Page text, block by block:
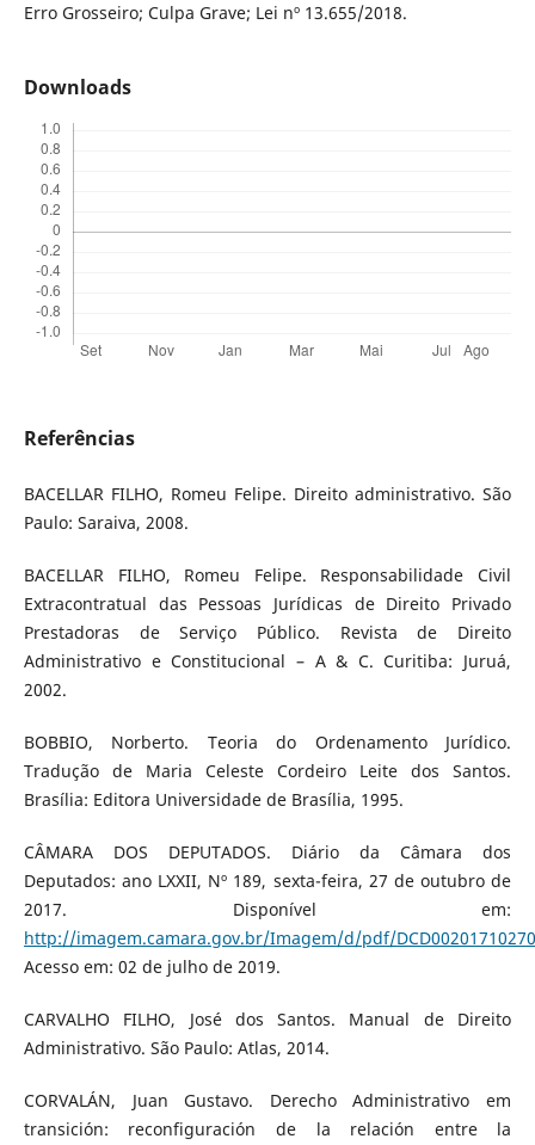
Erro Grosseiro; Culpa Grave; Lei nº 13.655/2018.
Downloads
Referências
BACELLAR FILHO, Romeu Felipe. Direito administrativo. São
Paulo: Saraiva, 2008.
BACELLAR FILHO, Romeu Felipe. Responsabilidade Civil
Extracontratual das Pessoas Jurídicas de Direito Privado
Prestadoras de Serviço Público. Revista de Direito
Administrativo e Constitucional – A & C. Curitiba: Juruá,
2002.
BOBBIO, Norberto. Teoria do Ordenamento Jurídico.
Tradução de Maria Celeste Cordeiro Leite dos Santos.
Brasília: Editora Universidade de Brasília, 1995.
CÂMARA DOS DEPUTADOS. Diário da Câmara dos
Deputados: ano LXXII, Nº 189, sexta-feira, 27 de outubro de
2017. Disponível em:
http://imagem.camara.gov.br/Imagem/d/pdf/
Acesso em: 02 de julho de 2019.
CARVALHO FILHO, José dos Santos. Manual de Direito
Administrativo. São Paulo: Atlas, 2014.
CORVALÁN, Juan Gustavo. Derecho Administrativo em
transición: reconfiguración de la relación entre la